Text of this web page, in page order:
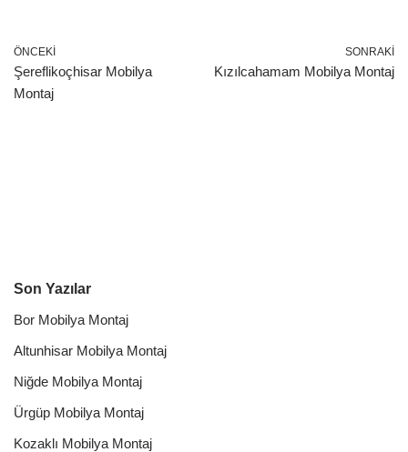
ÖNCEKI
Şereflikoçhisar Mobilya
Montaj
SONRAKI
Kızılcahamam Mobilya Montaj
Son Yazılar
Bor Mobilya Montaj
Altunhisar Mobilya Montaj
Niğde Mobilya Montaj
Ürgüp Mobilya Montaj
Kozaklı Mobilya Montaj